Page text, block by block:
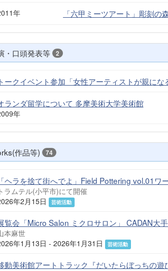
年 「六甲ミーツアート」彫刻
・口頭発表等 2
ークイベント参加「女性アーティストが親にな
ランダ留学について 多摩美術大学美術館
年
作品等) 74
ヘラを捨て街へでよ」Field Pottering vol.01ワ
ラムテル(小平市)にて開催
年2月15日
芸術活動
覧会「Micro Salon ミクロサロン」 CADAN大
本麻世
年1月13日 - 2026年1月31日
芸術活動
動美術館アートトラック『だいたらぼっちの遊